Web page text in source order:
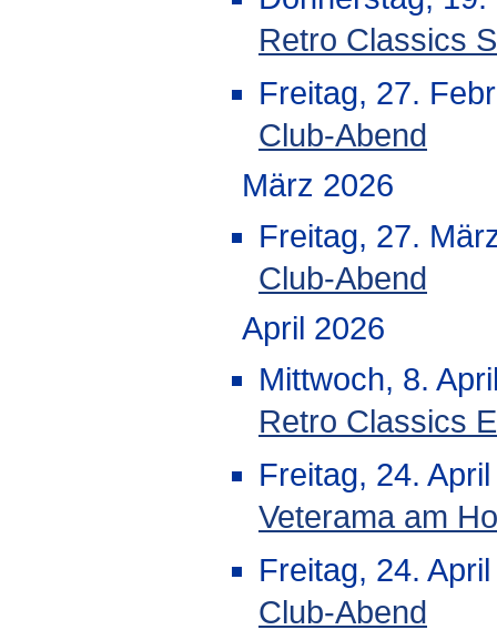
Retro Classics
Freitag, 27.
Club-Abend
März 2026
Freitag, 27.
Club-Abend
April 2026
Mittwoch, 8.
Retro Classics
Freitag, 24.
Veterama am
Freitag, 24.
Club-Abend